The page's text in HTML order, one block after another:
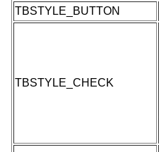
TBSTYLE_BUTTON
TBSTYLE_CHECK